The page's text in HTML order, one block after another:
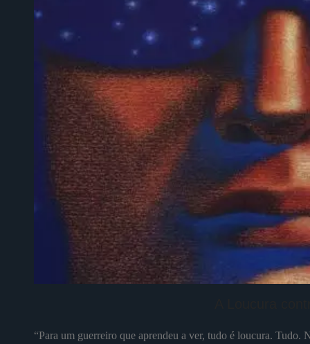
“Para um guerreiro que aprendeu a ver, tudo é loucura. Tudo.